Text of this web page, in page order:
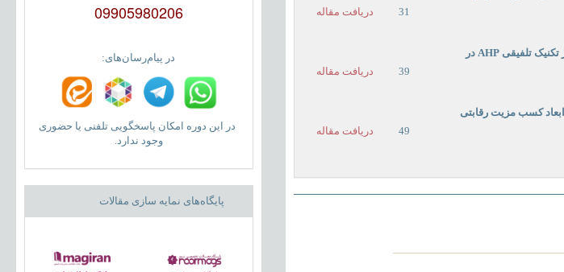
31
دریافت مقاله
تکنیک تلفیقیAHP در
39
دریافت مقاله
کسب مزیت رقابتی
49
دریافت مقاله
09905980206
در پیام‌رسان‌های:
در این دوره امکان پاسخگویی تلفنی یا حضوری
وجود ندارد.
پایگاه‌های نمایه سازی مقالات